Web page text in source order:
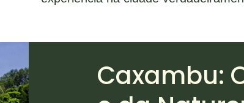
Caxambu: